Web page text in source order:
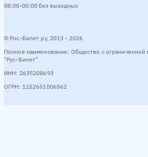
© Рос-Билет ру, 2013 - 2026
Полное наименование: Общество с ограниченной
"Рус-Билет"
ИНН: 2635208693
ОГРН: 1152651006562
08:00-00:00 без выходных